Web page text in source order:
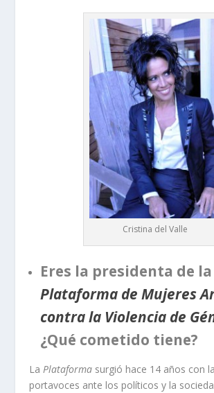
Cristina del Valle
Eres la presidenta de la
Plataforma de Mujeres
contra la Violencia de
¿Qué cometido tiene?
LaPlataforma surgió hace 14 años con
portavoces ante los políticos y la